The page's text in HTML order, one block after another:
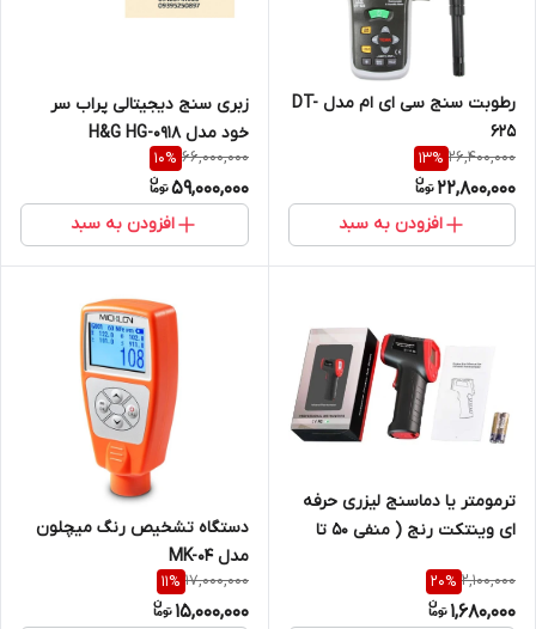
رطوبت سنج سی ای ام مدل DT-
625
26,400,000
13%
22,800,000
افزودن به سبد
زبری سنج دیجیتالی پراب سر
خود مدل H&G HG-0918
66,000,000
10%
59,000,000
افزودن به سبد
ترمومتر یا دماسنج لیزری حرفه
ای وینتکت رنج ( منفی 50 تا
آزما تجهیز 09120741826
2,100,000
20%
1,680,000
دستگاه تشخیص رنگ میچلون
مدل MK-04
17,000,000
11%
15,000,000